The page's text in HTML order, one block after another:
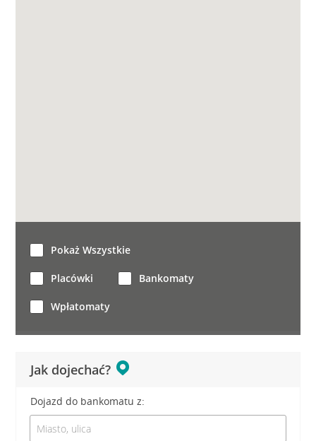
Jak dojechać?
Dojazd do bankomatu z:
Pokaż Wszystkie
Placówki Bankomaty
Wpłatomaty